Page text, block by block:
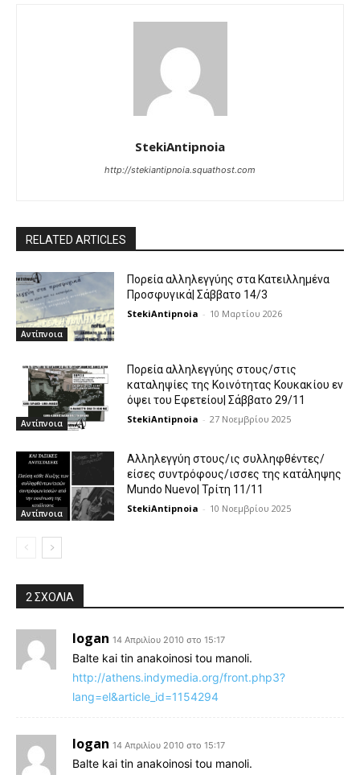
StekiAntipnoia
http://stekiantipnoia.squathost.com
RELATED ARTICLES
Αντίπνοια
Πορεία αλληλεγγύης στα Κατειλλημένα
Προσφυγικά| Σάββατο 14/3
StekiAntipnoia - 10 Μαρτίου 2026
Αντίπνοια
Πορεία αλληλεγγύης στους/στις
καταληψίες της Κοινότητας Κουκακίου εν
όψει του Εφετείου| Σάββατο 29/11
StekiAntipnoia - 27 Νοεμβρίου 2025
Αντίπνοια
Αλληλεγγύη στους/ις συλληφθέντες/
είσες συντρόφους/ισσες της κατάληψης
Mundo Nuevo| Τρίτη 11/11
StekiAntipnoia - 10 Νοεμβρίου 2025
2 ΣΧΟΛΙΑ
logan 14 Απριλίου 2010 στο 15:17
Balte kai tin anakoinosi tou manoli.
http://athens.indymedia.org/front.php3?
lang=el&article_id=1154294
logan 14 Απριλίου 2010 στο 15:17
Balte kai tin anakoinosi tou manoli.